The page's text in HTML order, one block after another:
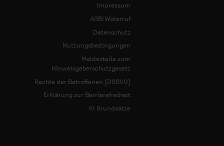
Impressum
AGB/Widerruf
Datenschutz
Nutzungsbedingungen
Meldestelle zum
Hinweisgeberschutzgesetz
Rechte der Betroffenen (DSGVO)
Erklärung zur Barrierefreiheit
KI Grundsätze